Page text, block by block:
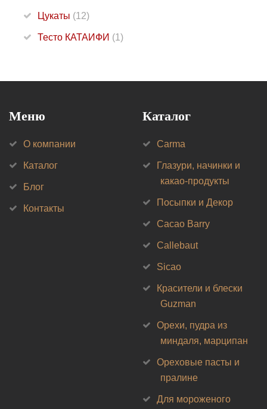
Цукаты (12)
Тесто КАТАИФИ (1)
Меню
О компании
Каталог
Блог
Контакты
Каталог
Carma
Глазури, начинки и
какао-продукты
Посыпки и Декор
Cacao Barry
Callebaut
Sicao
Красители и блески
Guzman
Орехи, пудра из
миндаля, марципан
Ореховые пасты и
пралине
Для мороженого